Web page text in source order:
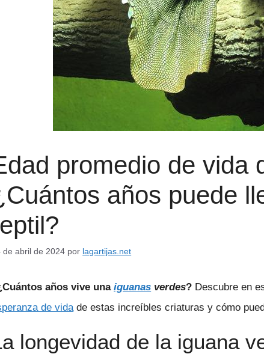
promedio de vida
años puede
de abril de 2024 por lagartijas.net
años vive unaiguanas verdes? Descubre en
de vidade estas increíbles criaturas y cómo
longevidad de la iguana